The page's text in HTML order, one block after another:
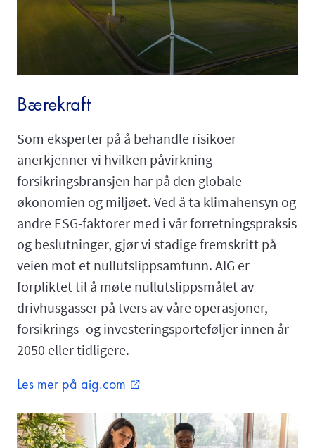
Bærekraft
Som eksperter på å behandle risikoer
anerkjenner vi hvilken påvirkning
forsikringsbransjen har på den globale
økonomien og miljøet. Ved å ta klimahensyn og
andre ESG-faktorer med i vår forretningspraksis
og beslutninger, gjør vi stadige fremskritt på
veien mot et nullutslippsamfunn. AIG er
forpliktet til å møte nullutslippsmålet av
drivhusgasser på tvers av våre operasjoner,
forsikrings- og investeringsporteføljer innen år
2050 eller tidligere.
Les mer på aig.com external_link